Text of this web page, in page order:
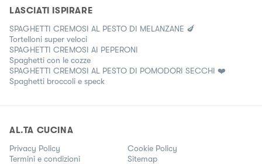
LASCIATI ISPIRARE
SPAGHETTI CREMOSI AL PESTO DI MELANZANE 🍆
Tortelloni super veloci
SPAGHETTI CREMOSI AI PEPERONI
Spaghetti con le cozze
SPAGHETTI CREMOSI AL PESTO DI POMODORI SECCHI ❤️
Spaghetti broccoli e speck
AL.TA CUCINA
Privacy Policy
Cookie Policy
Termini e condizioni
Sitemap